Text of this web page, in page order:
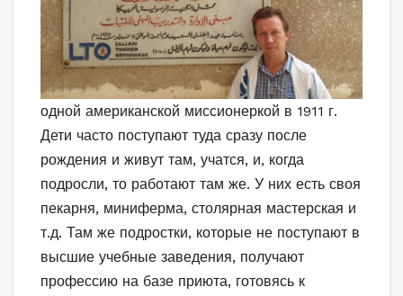
одной американской миссионеркой в 1911 г.
Дети часто поступают туда сразу после
рождения и живут там, учатся, и, когда
подросли, то работают там же. У них есть своя
пекарня, миниферма, столярная мастерская и
т.д. Там же подростки, которые не поступают в
высшие учебные заведения, получают
профессию на базе приюта, готовясь к